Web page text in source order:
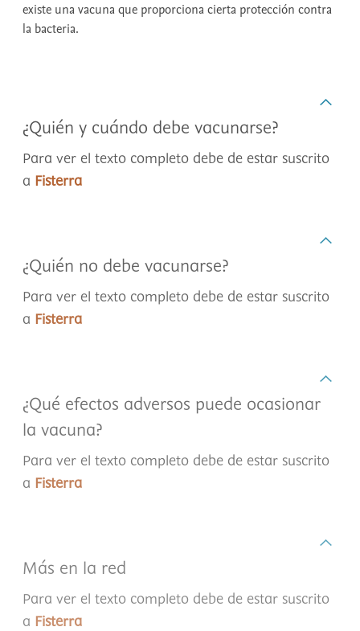
existe una vacuna que proporciona cierta protección contra
la bacteria.
¿Quién y cuándo debe vacunarse?
Para ver el texto completo debe de estar suscrito
a Fisterra
¿Quién no debe vacunarse?
Para ver el texto completo debe de estar suscrito
a Fisterra
¿Qué efectos adversos puede ocasionar
la vacuna?
Para ver el texto completo debe de estar suscrito
a Fisterra
Más en la red
Para ver el texto completo debe de estar suscrito
a Fisterra